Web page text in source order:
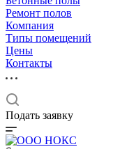
Ремонт полов
Компания
Типы помещений
Цены
Контакты
Подать заявку